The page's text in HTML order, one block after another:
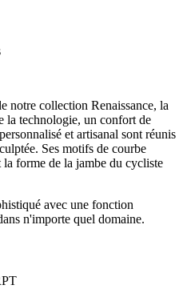
notre collection Renaissance, la
la technologie, un confort de
et artisanal sont réunis
Ses motifs de courbe
forme de la jambe du cycliste
avec une fonction
n'importe quel domaine.